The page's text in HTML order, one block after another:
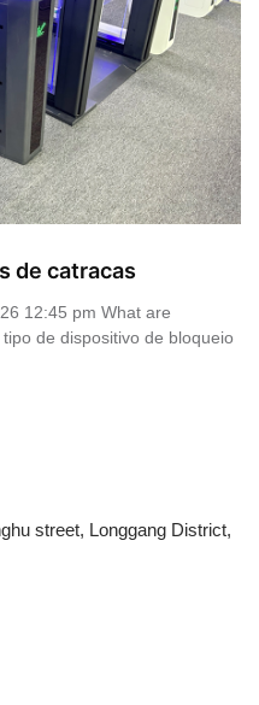
de catracas
12:45 pm What are
de dispositivo de bloqueio
street, Longgang District,